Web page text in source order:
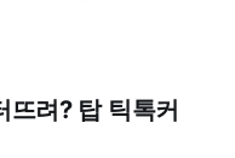
은 8월부터 가격이
려? 탑 틱톡커